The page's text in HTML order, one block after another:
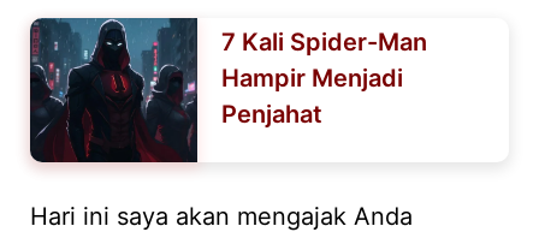
7 Kali Spider-Man
Hampir Menjadi
Penjahat
Hari ini saya akan mengajak Anda